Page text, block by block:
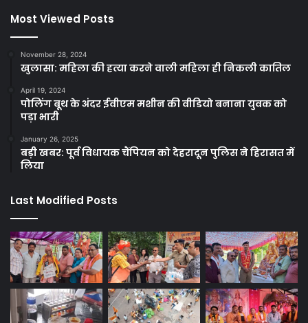
Most Viewed Posts
November 28, 2024
खुलासा: महिला की हत्या करने वाली महिला ही निकली कातिल
April 19, 2024
पोलिंग बूथ के अंदर ईवीएम मशीन की वीडियो बनाना युवक को
पड़ा भारी
January 26, 2025
बड़ी खबर: पूर्व विधायक चैंपियन को देहरादून पुलिस ने हिरासत में
लिया
Last Modified Posts